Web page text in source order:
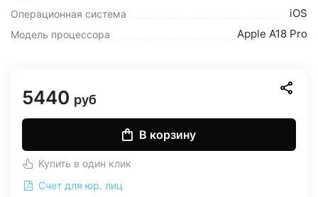
Операционная система iOS
Модель процессора Apple A18 Pro
5440 руб
В корзину
Купить в один клик
Счет для юр. лиц